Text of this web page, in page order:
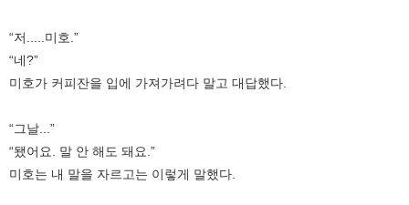
“저.....미호.”
“네?”
미호가 커피잔을 입에 가져가려다 말고 대답했다.
“그날...”
“됐어요. 말 안 해도 돼요.”
미호는 내 말을 자르고는 이렇게 말했다.